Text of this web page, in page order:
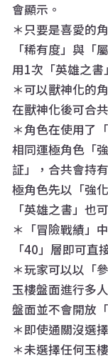
會顯示。
＊只要是喜愛的
「稀有度」與「
用1次「英雄之書
＊可以獸神化的
在獸神化後可合
＊角色在使用了
相同運極角色「
証」，合共會持
極角色先以「強
「英雄之書」也
＊「冒險戰績」
「40」層即可直
＊玩家可以以「
玉樓盤面進行多
盤面並不會開放
＊即使通關沒選
＊未選擇任何玉